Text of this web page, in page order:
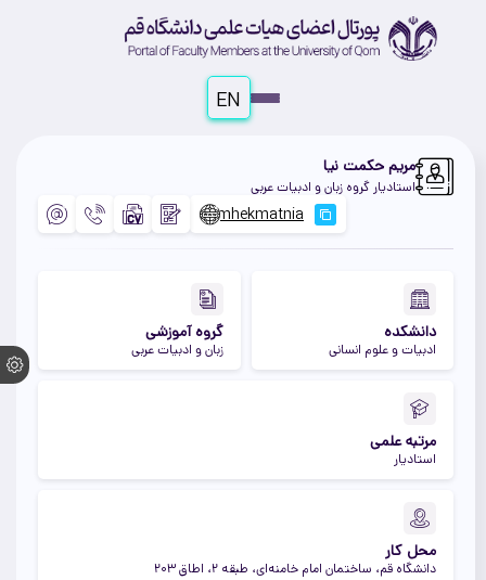
EN
مریم حکمت نیا
استادیار گروه زبان و ادبیات عربی
دانشکده
ادبیات و علوم انسانی
گروه آموزشی
زبان و ادبیات عربی
مرتبه علمی
استادیار
محل کار
دانشگاه قم، ساختمان امام خامنه‌ای، طبقه 2، اطاق 203